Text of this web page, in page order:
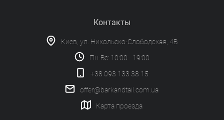
Контакты
Киев, ул. Никольско-Слободская, 4В
Пн-Вс: 10:00 - 19:00
+38 093 133 38 15
offer@barkandtail.com.ua
Карта проезда